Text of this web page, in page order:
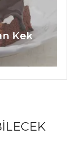
Kek